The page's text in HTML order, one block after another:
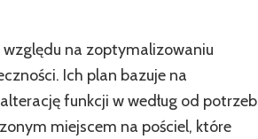
względu na zoptymalizowaniu
Ich plan bazuje na
funkcji w według od potrzeb
miejscem na pościel, które